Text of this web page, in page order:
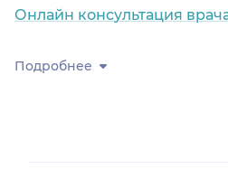
Онлайн консультация
Подробнее